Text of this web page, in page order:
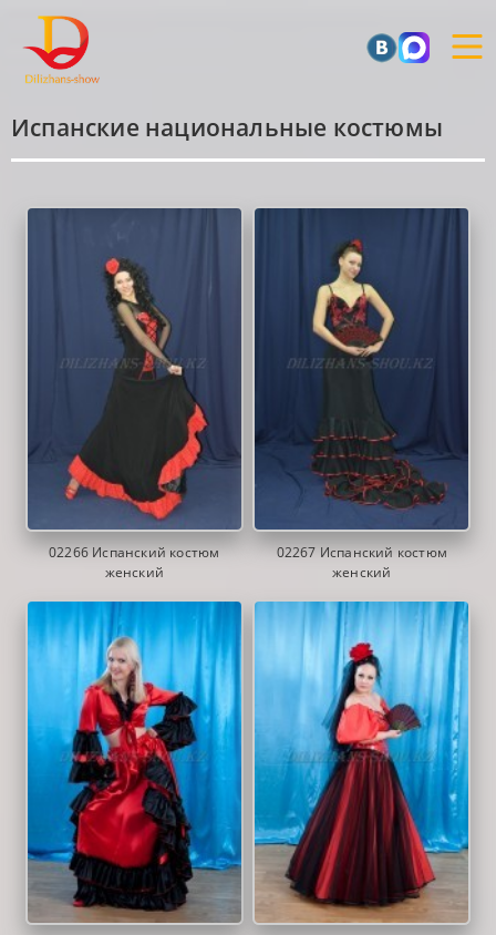
Испанские национальные костюмы
02266 Испанский костюм
женский
02267 Испанский костюм
женский